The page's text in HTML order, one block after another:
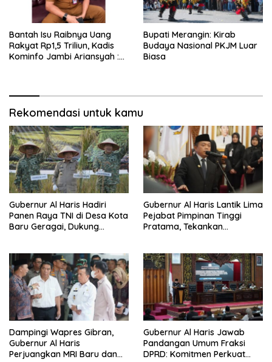
Bantah Isu Raibnya Uang
Rakyat Rp1,5 Triliun, Kadis
Kominfo Jambi Ariansyah :
Bupati Merangin: Kirab
Budaya Nasional PKJM Luar
Biasa
Rekomendasi untuk kamu
Gubernur Al Haris Hadiri
Panen Raya TNI di Desa Kota
Baru Geragai, Dukung
Gubernur Al Haris Lantik Lima
Pejabat Pimpinan Tinggi
Pratama, Tekankan
Integritas
Dampingi Wapres Gibran,
Gubernur Al Haris
Perjuangkan MRI Baru dan
Gubernur Al Haris Jawab
Pandangan Umum Fraksi
DPRD: Komitmen Perkuat